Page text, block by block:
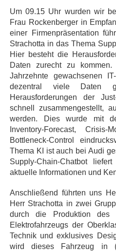
Um 09.15 Uhr wurden wir
Frau Rockenberger in
einer Firmenpräsentation
Strachotta in das Thema
Hier besteht die
Daten zurecht zu
Jahrzehnte gewachsenen
dezentral viele Daten
Herausforderungen der
schnell zusammengestellt,
werden. Dies wurde mit
Inventory-Forecast,
Bottleneck-Control
Thema KI ist auch bei Audi
Supply-Chain-Chatbot
aktuelle Informationen und
Anschließend führten uns
Herr Strachotta in zwei
durch die Produktion des
Elektrofahrzeugs der
Technik und exklusives
wird dieses Fahrzeug in